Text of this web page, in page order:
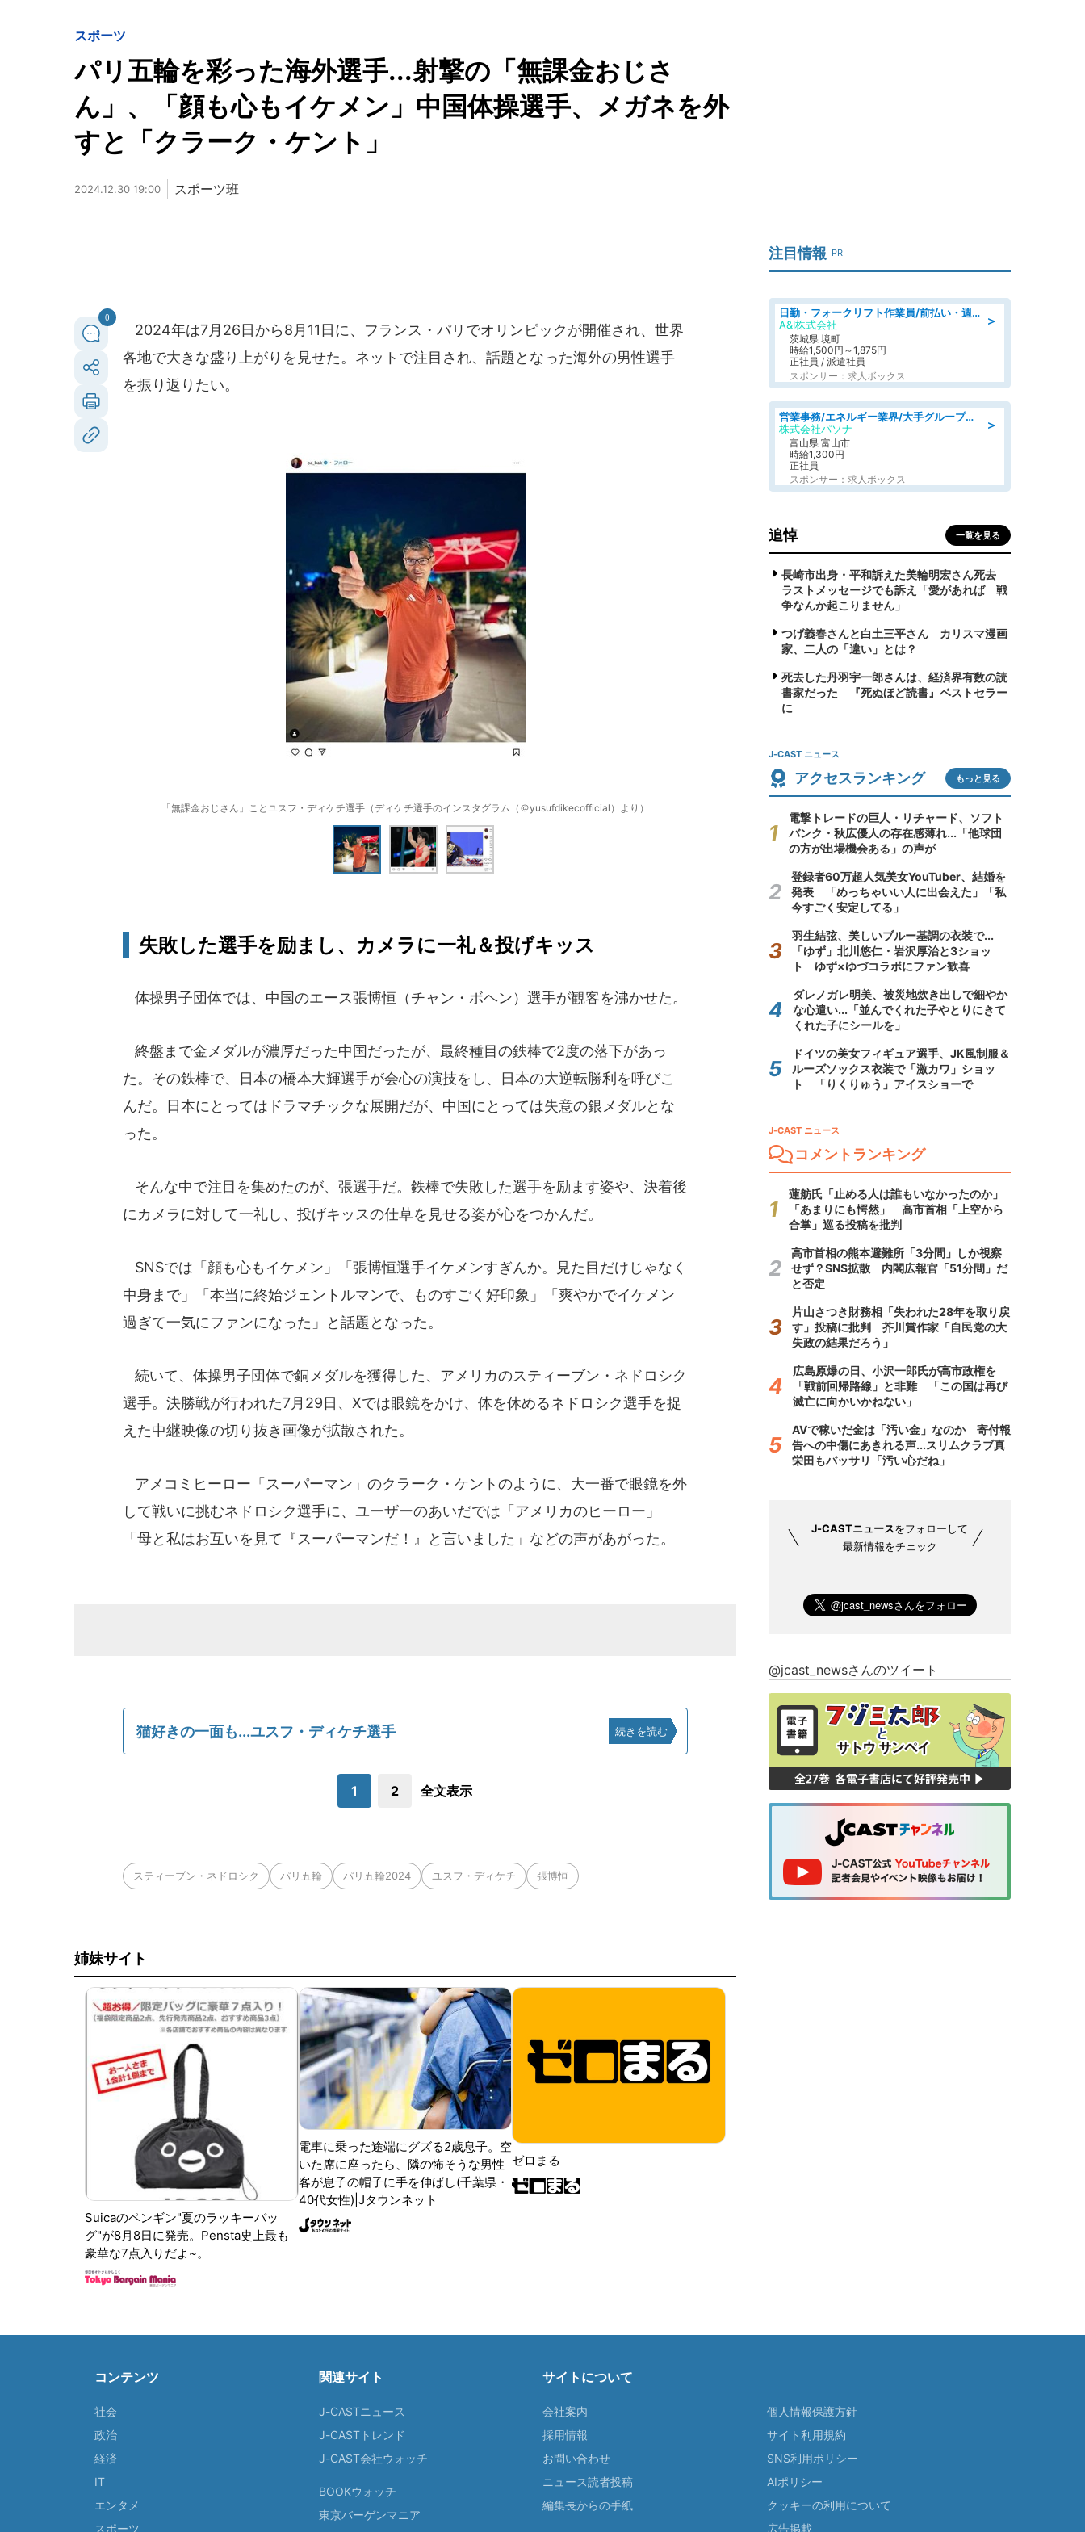
スポーツ
パリ五輪を彩った海外選手...射撃の「無課金おじさ
ん」、「顔も心もイケメン」中国体操選手、メガネを外
すと「クラーク・ケント」
2024.12.30 19:00 スポーツ班
0
2024年は7月26日から8月11日に、フランス・パリでオリンピックが開催され、世界
各地で大きな盛り上がりを見せた。ネットで注目され、話題となった海外の男性選手
を振り返りたい。
「無課金おじさん」ことユスフ・ディケチ選手（ディケチ選手のインスタグラム（＠yusufdikecofficial）より）
失敗した選手を励まし、カメラに一礼＆投げキッス
体操男子団体では、中国のエース張博恒（チャン・ボヘン）選手が観客を沸かせた。
終盤まで金メダルが濃厚だった中国だったが、最終種目の鉄棒で2度の落下があっ
た。その鉄棒で、日本の橋本大輝選手が会心の演技をし、日本の大逆転勝利を呼びこ
んだ。日本にとってはドラマチックな展開だが、中国にとっては失意の銀メダルとな
った。
そんな中で注目を集めたのが、張選手だ。鉄棒で失敗した選手を励ます姿や、決着後
にカメラに対して一礼し、投げキッスの仕草を見せる姿が心をつかんだ。
SNSでは「顔も心もイケメン」「張博恒選手イケメンすぎんか。見た目だけじゃなく
中身まで」「本当に終始ジェントルマンで、ものすごく好印象」「爽やかでイケメン
過ぎて一気にファンになった」と話題となった。
続いて、体操男子団体で銅メダルを獲得した、アメリカのスティーブン・ネドロシク
選手。決勝戦が行われた7月29日、Xでは眼鏡をかけ、体を休めるネドロシク選手を捉
えた中継映像の切り抜き画像が拡散された。
アメコミヒーロー「スーパーマン」のクラーク・ケントのように、大一番で眼鏡を外
して戦いに挑むネドロシク選手に、ユーザーのあいだでは「アメリカのヒーロー」
「母と私はお互いを見て『スーパーマンだ！』と言いました」などの声があがった。
猫好きの一面も...ユスフ・ディケチ選手 続きを読む
1 2 全文表示
スティーブン・ネドロシク パリ五輪 パリ五輪2024 ユスフ・ディケチ 張博恒
姉妹サイト
Suicaのペンギン"夏のラッキーバッ
グ"が8月8日に発売。Pensta史上最も
豪華な7点入りだよ~。
電車に乗った途端にグズる2歳息子。空
いた席に座ったら、隣の怖そうな男性
客が息子の帽子に手を伸ばし(千葉県・
40代女性)|Jタウンネット
ゼロまる
注目情報 PR
＞
日勤・フォークリフト作業員/前払い・週払い制度あり/長期安定/有給とりやすい/環境充実
A&I株式会社
茨城県 境町
時給1,500円～1,875円
正社員 / 派遣社員
スポンサー：求人ボックス
＞
営業事務/エネルギー業界/大手グループでの購買のお仕事/駅近/車通勤可/営業事務
株式会社パソナ
富山県 富山市
時給1,300円
正社員
スポンサー：求人ボックス
追悼 一覧を見る
長崎市出身・平和訴えた美輪明宏さん死去
ラストメッセージでも訴え「愛があれば 戦
争なんか起こりません」
つげ義春さんと白土三平さん カリスマ漫画
家、二人の「違い」とは？
死去した丹羽宇一郎さんは、経済界有数の読
書家だった 『死ぬほど読書』ベストセラー
に
J-CAST ニュース
アクセスランキング もっと見る
電撃トレードの巨人・リチャード、ソフト
バンク・秋広優人の存在感薄れ...「他球団
の方が出場機会ある」の声が
登録者60万超人気美女YouTuber、結婚を
発表 「めっちゃいい人に出会えた」「私
今すごく安定してる」
羽生結弦、美しいブルー基調の衣装で...
「ゆず」北川悠仁・岩沢厚治と3ショッ
ト ゆず×ゆづコラボにファン歓喜
ダレノガレ明美、被災地炊き出しで細やか
な心遣い...「並んでくれた子やとりにきて
くれた子にシールを」
ドイツの美女フィギュア選手、JK風制服＆
ルーズソックス衣装で「激カワ」ショッ
ト 「りくりゅう」アイスショーで
J-CAST ニュース
コメントランキング
蓮舫氏「止める人は誰もいなかったのか」
「あまりにも愕然」 高市首相「上空から
合掌」巡る投稿を批判
高市首相の熊本避難所「3分間」しか視察
せず？SNS拡散 内閣広報官「51分間」だ
と否定
片山さつき財務相「失われた28年を取り戻
す」投稿に批判 芥川賞作家「自民党の大
失政の結果だろう」
広島原爆の日、小沢一郎氏が高市政権を
「戦前回帰路線」と非難 「この国は再び
滅亡に向かいかねない」
AVで稼いだ金は「汚い金」なのか 寄付報
告への中傷にあきれる声...スリムクラブ真
栄田もバッサリ「汚い心だね」
J-CASTニュースをフォローして
最新情報をチェック
@jcast_newsさんのツイート
コンテンツ
社会
政治
経済
IT
エンタメ
スポーツ
関連サイト
J-CASTニュース
J-CASTトレンド
J-CAST会社ウォッチ
BOOKウォッチ
東京バーゲンマニア
サイトについて
会社案内
採用情報
お問い合わせ
ニュース読者投稿
編集長からの手紙
個人情報保護方針
サイト利用規約
SNS利用ポリシー
AIポリシー
クッキーの利用について
広告掲載